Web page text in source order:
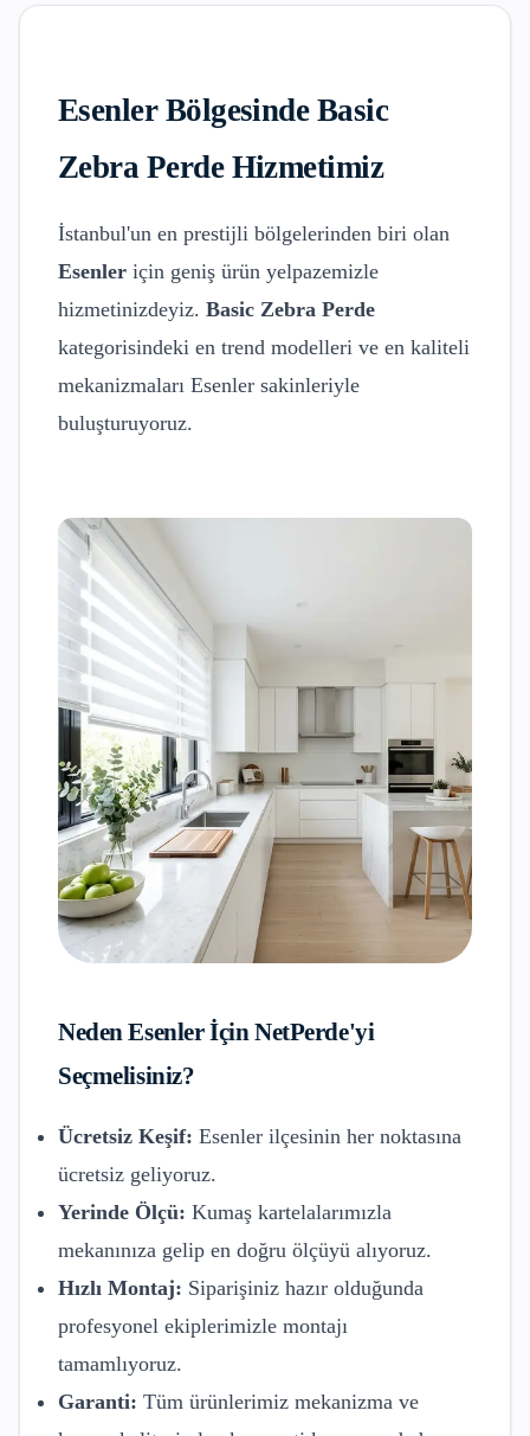
EsenlerBölgesinde Basic
Zebra PerdeHizmetimiz
İstanbul'un en prestijli bölgelerinden biri olan
Esenler için geniş ürün yelpazemizle
hizmetinizdeyiz. Basic Zebra Perde
kategorisindeki en trend modelleri ve en kaliteli
mekanizmaları Esenler sakinleriyle
buluşturuyoruz.
NedenEsenlerİçin NetPerde'yi
Seçmelisiniz?
Ücretsiz Keşif: Esenler ilçesinin her noktasına
ücretsiz geliyoruz.
Yerinde Ölçü: Kumaş kartelalarımızla
mekanınıza gelip en doğru ölçüyü alıyoruz.
Hızlı Montaj: Siparişiniz hazır olduğunda
profesyonel ekiplerimizle montajı
tamamlıyoruz.
Garanti: Tüm ürünlerimiz mekanizma ve